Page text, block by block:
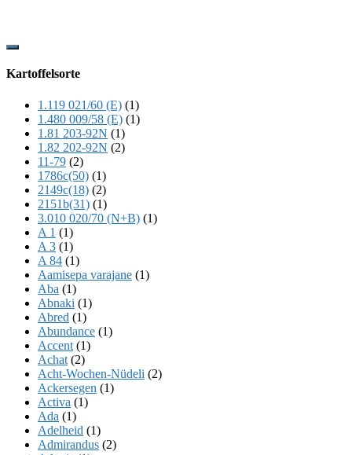
Show
Content
Kartoffelsorte
1.119 021/60 (E) (1)
1.480 009/58 (E) (1)
1.81 203-92N (1)
1.82 202-92N (2)
11-79 (2)
1786c(50) (1)
2149c(18) (2)
2151b(31) (1)
3.010 020/70 (N+B) (1)
A 1 (1)
A 3 (1)
A 84 (1)
Aamisepa varajane (1)
Aba (1)
Abnaki (1)
Abred (1)
Abundance (1)
Accent (1)
Achat (2)
Acht-Wochen-Nüdeli (2)
Ackersegen (1)
Activa (1)
Ada (1)
Adelheid (1)
Admirandus (2)